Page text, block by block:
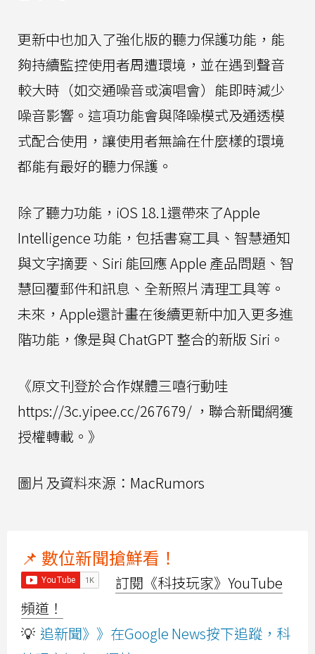
更新中也加入了強化版的聽力保護功能，能
夠持續監控使用者周遭環境，並在遇到聲音
較大時（如交通噪音或演唱會）能即時減少
噪音影響。這項功能會與降噪模式及通透模
式配合使用，讓使用者無論在什麼樣的環境
都能有最好的聽力保護。
除了聽力功能，iOS 18.1還帶來了Apple
Intelligence 功能，包括書寫工具、智慧通知
與文字摘要、Siri 能回應 Apple 產品問題、智
慧回覆郵件和訊息、全新照片清理工具等。
未來，Apple還計畫在後續更新中加入更多進
階功能，像是與 ChatGPT 整合的新版 Siri。
《原文刊登於合作媒體三嘻行動哇
https://3c.yipee.cc/267679/ ，聯合新聞網獲
授權轉載。》
圖片及資料來源：MacRumors
📌 數位新聞搶鮮看！
訂閱《科技玩家》YouTube
頻道！
💡 追新聞》》在Google News按下追蹤，科